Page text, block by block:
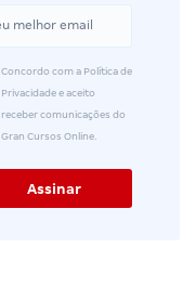
Concordo com a Política de
Privacidade e aceito
receber comunicações do
Gran Cursos Online.